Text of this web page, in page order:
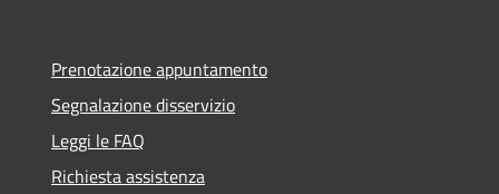
Prenotazione appuntamento
Segnalazione disservizio
Leggi le FAQ
Richiesta assistenza